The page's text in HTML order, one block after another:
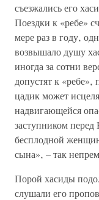
съезжались его
Поездки к «ребе»
мере раз в году‚
возвышало душу
иногда за сотни
допустят к
цадик может
надвигающейся
заступником
бесплодной
сына»‚ – так
Порой хасиды
слушали его